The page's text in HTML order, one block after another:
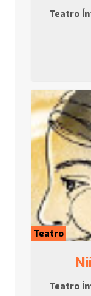
Teatro
Teatro
Teatro